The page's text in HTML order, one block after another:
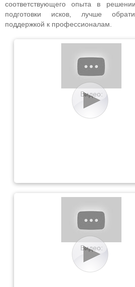
соответствующего опыта в
подготовки исков, лучше
поддержкой к профессионалам.
Видео:
Видео: